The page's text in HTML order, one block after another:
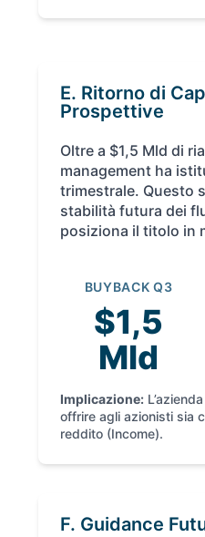
E. Ritorno di
Prospettive
Oltre a $1,5 Mld di
management ha
trimestrale. Questo
stabilità futura dei
posiziona il titolo in
BUYBACK Q3
$1,5
Mld
Implicazione:
offrire agli azionisti sia
reddito (Income).
F. Guidance